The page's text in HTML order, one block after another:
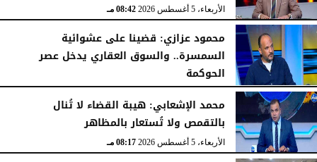
الأربعاء، 5 أغسطس 2026 08:42 مـ
محمود عزازي: قضينا على عشوائية
السمسرة.. والسوق العقاري يدخل عصر
الحوكمة
الأربعاء، 5 أغسطس 2026
محمد الإشعابي: هيبة القضاء لا تُنال
بالتقمص ولا تُستعار بالمظاهر
الأربعاء، 5 أغسطس 2026 08:17 مـ